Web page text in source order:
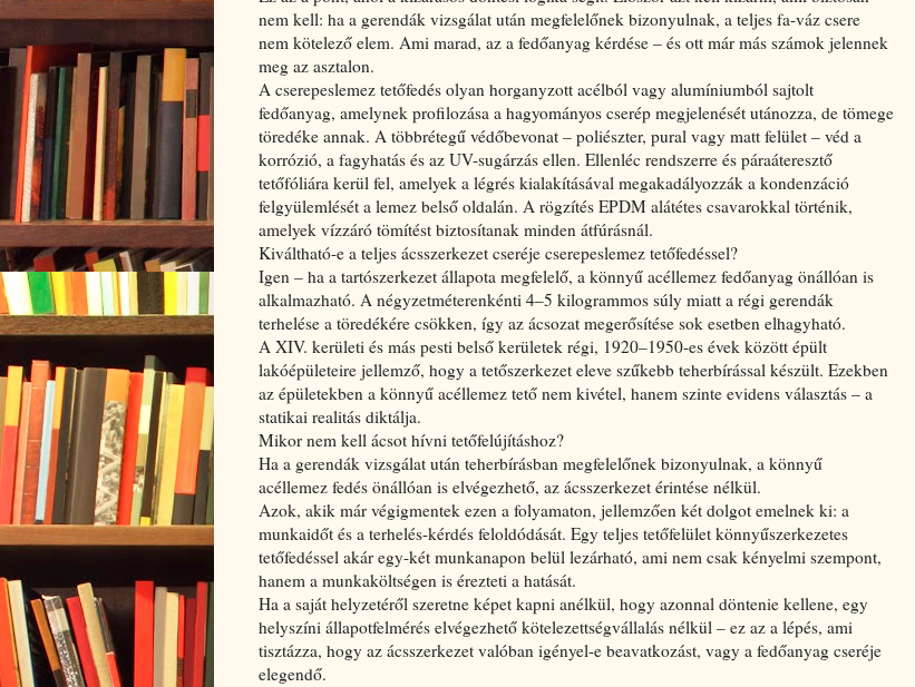
nem kell: ha a gerendák vizsgálat után megfelelőnek bizonyulnak, a teljes fa-váz csere
nem kötelező elem. Ami marad, az a fedőanyag kérdése – és ott már más számok jelennek
meg az asztalon.
A cserepeslemez tetőfedés olyan horganyzott acélból vagy alumíniumból sajtolt
fedőanyag, amelynek profilozása a hagyományos cserép megjelenését utánozza, de tömege
töredéke annak. A többrétegű védőbevonat – poliészter, pural vagy matt felület – véd a
korrózió, a fagyhatás és az UV-sugárzás ellen. Ellenléc rendszerre és páraáteresztő
tetőfóliára kerül fel, amelyek a légrés kialakításával megakadályozzák a kondenzáció
felgyülemlését a lemez belső oldalán. A rögzítés EPDM alátétes csavarokkal történik,
amelyek vízzáró tömítést biztosítanak minden átfúrásnál.
Kiváltható-e a teljes ácsszerkezet cseréje cserepeslemez tetőfedéssel?
Igen – ha a tartószerkezet állapota megfelelő, a könnyű acéllemez fedőanyag önállóan is
alkalmazható. A négyzetméterenkénti 4–5 kilogrammos súly miatt a régi gerendák
terhelése a töredékére csökken, így az ácsozat megerősítése sok esetben elhagyható.
A XIV. kerületi és más pesti belső kerületek régi, 1920–1950-es évek között épült
lakóépületeire jellemző, hogy a tetőszerkezet eleve szűkebb teherbírással készült. Ezekben
az épületekben a könnyű acéllemez tető nem kivétel, hanem szinte evidens választás – a
statikai realitás diktálja.
Mikor nem kell ácsot hívni tetőfelújításhoz?
Ha a gerendák vizsgálat után teherbírásban megfelelőnek bizonyulnak, a könnyű
acéllemez fedés önállóan is elvégezhető, az ácsszerkezet érintése nélkül.
Azok, akik már végigmentek ezen a folyamaton, jellemzően két dolgot emelnek ki: a
munkaidőt és a terhelés-kérdés feloldódását. Egy teljes tetőfelület könnyűszerkezetes
tetőfedéssel akár egy-két munkanapon belül lezárható, ami nem csak kényelmi szempont,
hanem a munkaköltségen is érezteti a hatását.
Ha a saját helyzetéről szeretne képet kapni anélkül, hogy azonnal döntenie kellene, egy
helyszíni állapotfelmérés elvégezhető kötelezettségvállalás nélkül – ez az a lépés, ami
tisztázza, hogy az ácsszerkezet valóban igényel-e beavatkozást, vagy a fedőanyag cseréje
elegendő.